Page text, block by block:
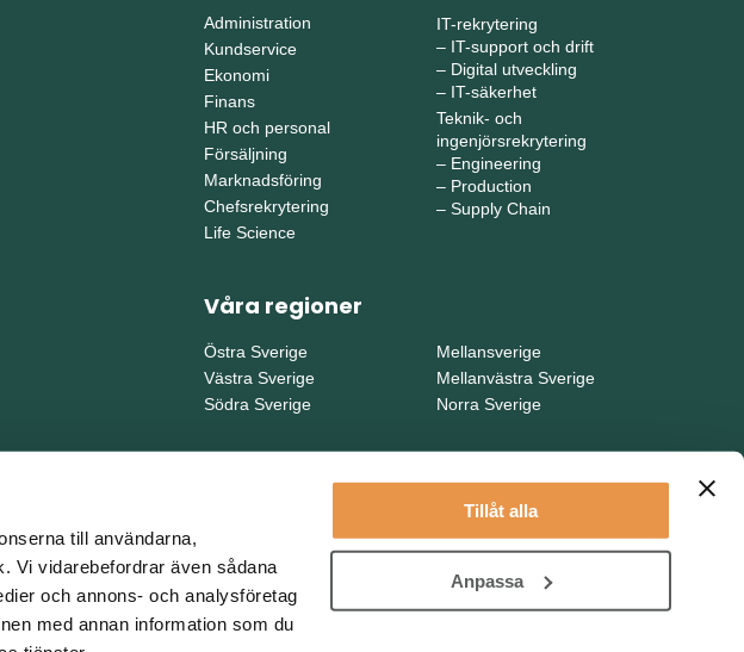
till användarna,
Vi vidarebefordrar även sådana
och annons- och analysföretag
med annan information som du
Tillåt alla
Anpassa
Administration
Kundservice
Ekonomi
Finans
HR och personal
Försäljning
Marknadsföring
Chefsrekrytering
Life Science
IT-rekrytering
– IT-support och drift
– Digital utveckling
– IT-säkerhet
Teknik- och
ingenjörsrekrytering
– Engineering
– Production
– Supply Chain
Våra regioner
Östra Sverige
Västra Sverige
Södra Sverige
Mellansverige
Mellanvästra Sverige
Norra Sverige
People Group